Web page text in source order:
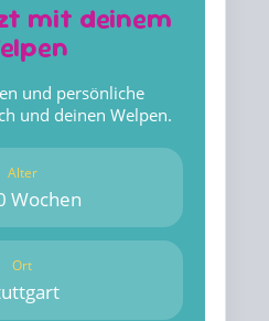
mit deinem
und persönliche
und deinen Welpen.
Alter
Wochen
Ort